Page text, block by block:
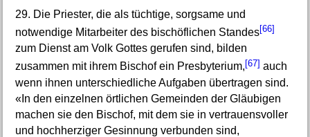
29. Die Priester, die als tüchtige, sorgsame und
notwendige Mitarbeiter des bischöflichen Standes[66]
zum Dienst am Volk Gottes gerufen sind, bilden
zusammen mit ihrem Bischof ein Presbyterium,[67] auch
wenn ihnen unterschiedliche Aufgaben übertragen sind.
«In den einzelnen örtlichen Gemeinden der Gläubigen
machen sie den Bischof, mit dem sie in vertrauensvoller
und hochherziger Gesinnung verbunden sind,